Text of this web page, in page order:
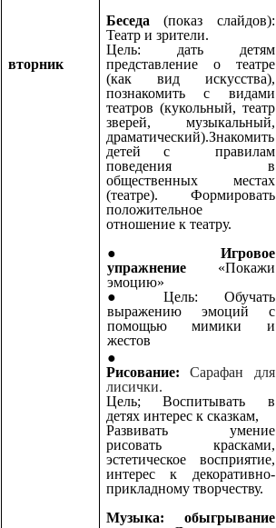
вторник
Беседа(показ слайдов):
Театр и зрители.
Цель: дать детям
представление о театре
(как вид искусства),
познакомить с видами
театров (кукольный, театр
зверей, музыкальный,
драматический).Знакомить
детей с правилам
поведения в
общественных местах
(театре). Формировать
положительное
отношение к театру.
Игровое
упражнение «Покажи
эмоцию»
Цель: Обучать
выражению эмоций с
помощью мимики и
жестов
Рисование:Сарафан для
лисички.
Цель; Воспитывать в
детях интерес к сказкам,
Развивать умение
рисовать красками,
эстетическое восприятие,
интерес к декоративно-
прикладному творчеству.
Музыка: обыгрывание